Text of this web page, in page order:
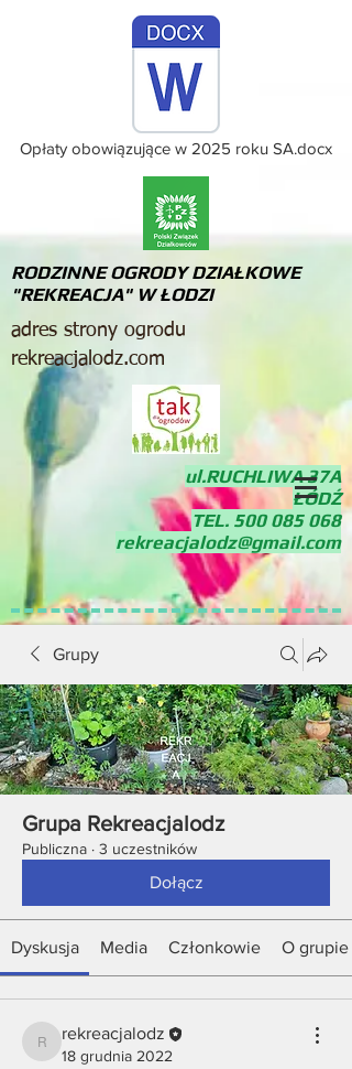
Opłaty obowiązujące w 2025 roku SA.docx
RODZINNE OGRODY DZIAŁKOWE
"REKREACJA" W ŁODZI
adres strony ogrodu
rekreacjalodz.com
ul.RUCHLIWA 37A
ŁÓDŹ
TEL. 500 085 068
rekreacjalodz@gmail.com
Grupy
Grupa Rekreacjalodz
Publiczna · 3 uczestników
Dołącz
Dyskusja Media Członkowie O grupie
rekreacjalodz
rekreacjalodz
18 grudnia 2022